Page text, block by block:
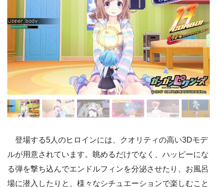
登場する5人のヒロインには、クオリティの高い3Dモデ
ルが用意されています。眺めるだけでなく、ハッピーにな
る弾を撃ち込んでエンドルフィンを分泌させたり、お風呂
場に潜入したりと、様々なシチュエーションで楽しむこと